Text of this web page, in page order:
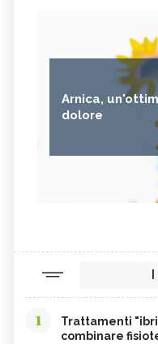
Arnica,
dolore
1
Trattamenti
combinare